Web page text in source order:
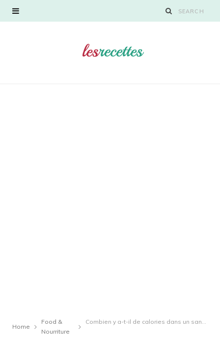
Home
Food &
Nourriture
Combien y a-t-il de calories dans un sandwich jambon-fromage ?